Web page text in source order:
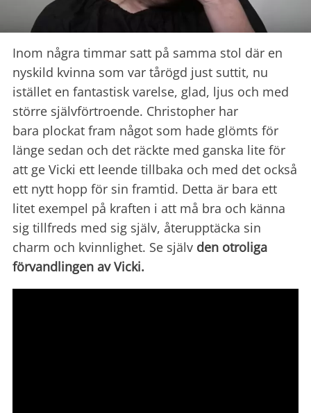
Inom några timmar satt på samma stol där en
nyskild kvinna som var tårögd just suttit, nu
istället en fantastisk varelse, glad, ljus och med
större självförtroende. Christopher har
bara plockat fram något som hade glömts för
länge sedan och det räckte med ganska lite för
att ge Vicki ett leende tillbaka och med det också
ett nytt hopp för sin framtid. Detta är bara ett
litet exempel på kraften i att må bra och känna
sig tillfreds med sig själv, återupptäcka sin
charm och kvinnlighet. Se själv den otroliga
förvandlingen av Vicki.